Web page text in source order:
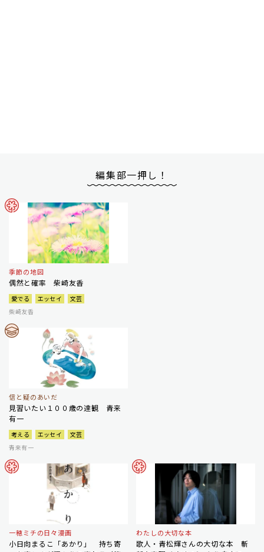
編集部一押し！
季節の地図
偶然と確率 柴崎友香
愛でる エッセイ
文芸
柴崎友香
信と疑のあいだ
見習いたい１００歳の達観 青来
有一
考える エッセイ
文芸
青来有一
一穂ミチの日々漫画
小日向まるこ「あかり」 持ち寄
わたしの大切な本
歌人・青松輝さんの大切な本 斬